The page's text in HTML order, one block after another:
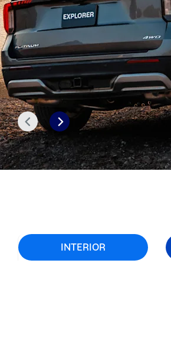
التاليالسابق
INTERIOR